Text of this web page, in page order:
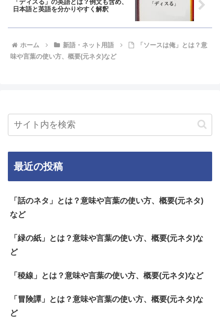
「ディスる」の英語とは？例文も含め、
日本語と英語を分かりやすく解釈
ホーム 新語・ネット用語
「ソースは俺」とは？意
味や言葉の使い方、概要(元ネタ)など
最近の投稿
「話のネタ」とは？意味や言葉の使い方、概要(元ネタ)
など
「緑の紙」とは？意味や言葉の使い方、概要(元ネタ)な
ど
「稜線」とは？意味や言葉の使い方、概要(元ネタ)など
「冒険譚」とは？意味や言葉の使い方、概要(元ネタ)な
ど